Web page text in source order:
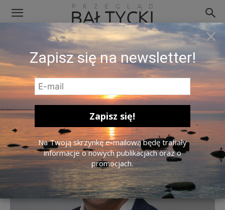
Tomasz Limon
×
Zapisz się na newsletter!
Na Twoją skrzynkę e-mailową będę trafiały
informacje o nowych publikacjach oraz o
promocjach.